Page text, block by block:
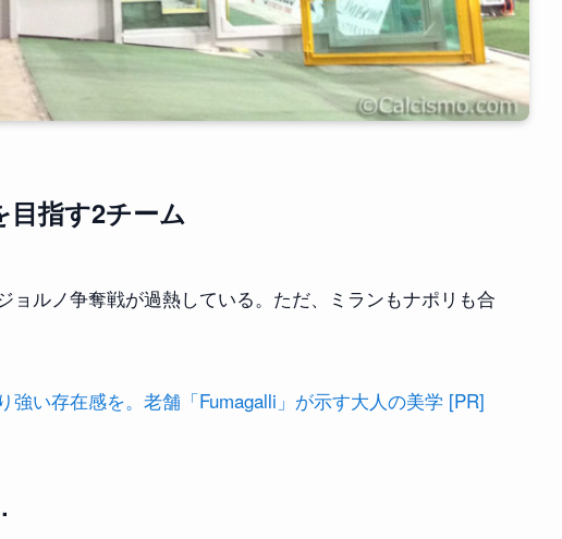
指す2チーム
ョルノ争奪戦が過熱している。ただ、ミランもナポリも合
強い存在感を。老舗「Fumagalli」が示す大人の美学 [PR]